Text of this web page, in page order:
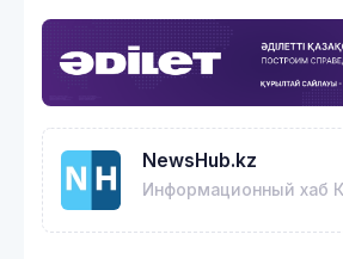
NewsHub.kz
Информационный хаб